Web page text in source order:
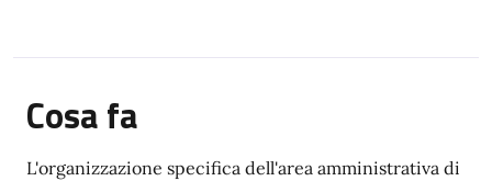
Cosa fa
L'organizzazione specifica dell'area amministrativa di